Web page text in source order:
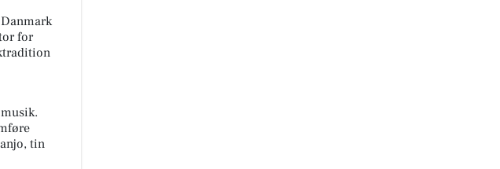
for
tin